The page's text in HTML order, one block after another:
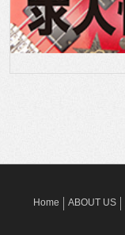
Home ABOUT US